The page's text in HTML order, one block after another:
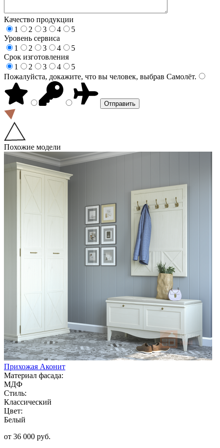
Качество продукции
1
2 3 4
5
Уровень сервиса
1
2 3 4
5
Срок изготовления
1
2 3 4
5
Пожалуйста, докажите, что вы человек, выбрав Самолёт.
Похожие модели
Прихожая Аконит
Материал фасада:
МДФ
Стиль:
Классический
Цвет:
Белый
от 36 000 руб.